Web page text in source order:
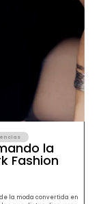
la
Fashion
la moda convertida en